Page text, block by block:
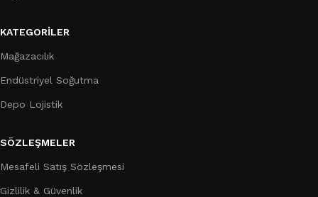
KATEGORILER
Mağazacılık
Endüstriyel Soğutma
Depo Lojistik
SÖZLEŞMELER
Mesafeli Satış Sözleşmesi
Gizlilik & Güvenlik